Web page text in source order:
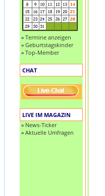
» Termine anzeigen
» Geburtstagskinder
» Top-Member
CHAT
LIVE IM MAGAZIN
» News-Ticker
» Aktuelle Umfragen